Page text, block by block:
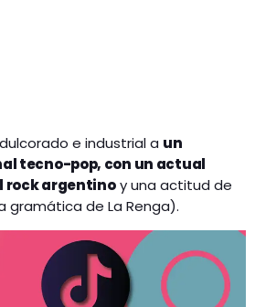
e industrial a un
tecno-pop, con un actual
rock argentinoy una actitud de
gramática de La Renga).